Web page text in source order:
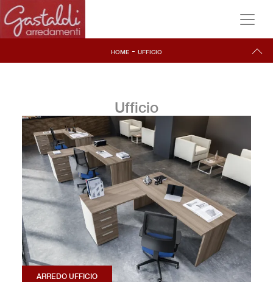
HOME - UFFICIO
Ufficio
ARREDO UFFICIO